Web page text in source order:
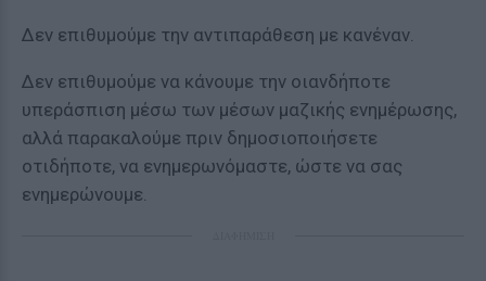
Δεν επιθυμούμε την αντιπαράθεση με κανέναν.
Δεν επιθυμούμε να κάνουμε την οιανδήποτε
υπεράσπιση μέσω των μέσων μαζικής ενημέρωσης,
αλλά παρακαλούμε πριν δημοσιοποιήσετε
οτιδήποτε, να ενημερωνόμαστε, ώστε να σας
ενημερώνουμε.